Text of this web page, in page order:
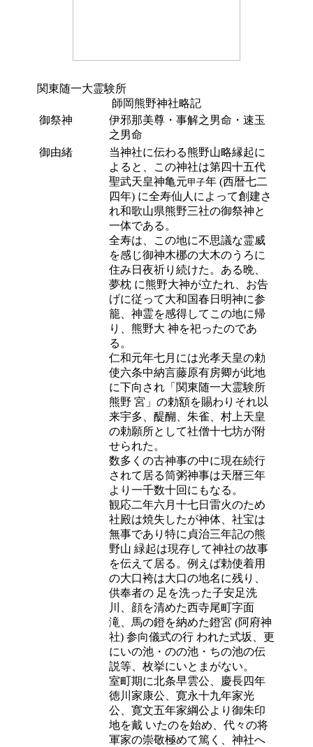
関東随一大霊験所
師岡熊野神社略記
御祭神
伊邪那美尊・事解之男命・速玉
之男命
御由緒
当神社に伝わる熊野山略縁起に
よると、この神社は第四十五代
聖武天皇神亀元甲子年 (西暦七二
四年) に全寿仙人によって創建さ
れ和歌山県熊野三社の御祭神と
一体である。
全寿は、この地に不思議な霊威
を感じ御神木梛の大木のうろに
住み日夜祈り続けた。ある晩、
夢枕 に熊野大神が立たれ、お告
げに従って大和国春日明神に参
籠、神霊を感得してこの地に帰
り、熊野大 神を祀ったのであ
る。
仁和元年七月には光孝天皇の勅
使六条中納言藤原有房卿が此地
に下向され「関東随一大霊験所
熊野 宮」の勅額を賜わりそれ以
来宇多、醍醐、朱雀、村上天皇
の勅願所として社僧十七坊が附
せられた。
数多くの古神事の中に現在続行
されて居る筒粥神事は天暦三年
より一千数十回にもなる。
観応二年六月十七日雷火のため
社殿は焼失したが神体、社宝は
無事であり特に貞治三年記の熊
野山 緑起は現存して神社の故事
を伝えて居る。例えば勅使着用
の大口袴は大口の地名に残り、
供奉者の 足を洗った子安足洗
川、顔を清めた西寺尾町字面
滝、馬の鐙を納めた鐙宮 (阿府神
社) 参向儀式の行 われた式坂、更
にいの池・のの池・ちの池の伝
説等、枚挙にいとまがない。
室町期に北条早雲公、慶長四年
徳川家康公、寛永十九年家光
公、寛文五年家綱公より御朱印
地を戴 いたのを始め、代々の将
軍家の崇敬極めて篤く、神社へ